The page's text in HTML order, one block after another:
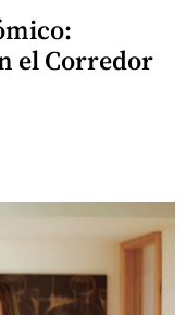
el Corredor